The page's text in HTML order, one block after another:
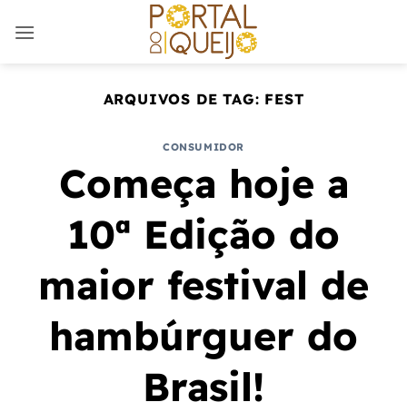
ARQUIVOS DE TAG: FEST
CONSUMIDOR
Começa hoje a
10ª Edição do
maior festival de
hambúrguer do
Brasil!